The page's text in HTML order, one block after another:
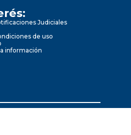
Judiciales
de uso
información